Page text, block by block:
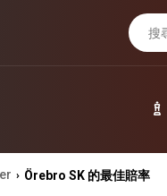
› Örebro SK 的最佳賠率